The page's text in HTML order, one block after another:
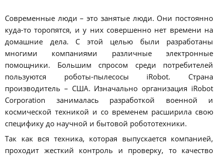
Современные люди – это занятые люди. Они постоянно
куда-то торопятся, и у них совершенно нет времени на
домашние дела. С этой целью были разработаны
многими компаниями различные электронные
помощники. Большим спросом среди потребителей
пользуются роботы-пылесосы iRobot. Страна
производитель – США. Изначально организация iRobot
Corporation занималась разработкой военной и
космической техникой и со временем расширила свою
специфику до научной и бытовой робототехники.
Так как вся техника, которая выпускается компанией,
проходит жесткий контроль и проверку, то качество